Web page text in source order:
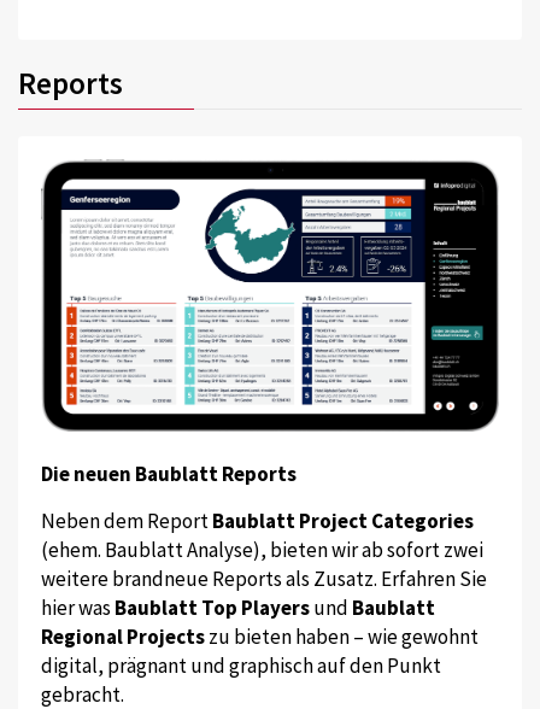
Reports
Die neuen Baublatt Reports
Neben dem ReportBaublatt Project Categories
(ehem. Baublatt Analyse), bieten wir ab sofort zwei
weitere brandneue Reports als Zusatz. Erfahren Sie
hier was Baublatt Top Playersund Baublatt
Regional Projectszu bieten haben – wie gewohnt
digital, prägnant und graphisch auf den Punkt
gebracht.